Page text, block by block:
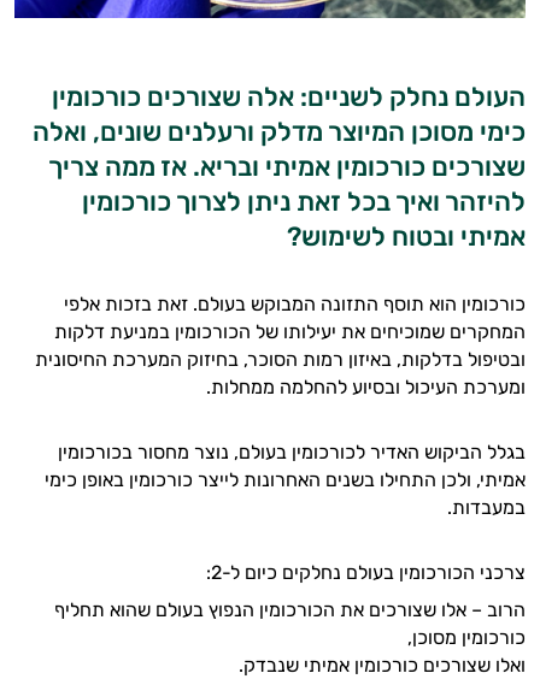
העולם נחלק לשניים: אלה שצורכים כורכומין
כימי מסוכן המיוצר מדלק ורעלנים שונים, ואלה
שצורכים כורכומין אמיתי ובריא. אז ממה צריך
להיזהר ואיך בכל זאת ניתן לצרוך כורכומין
אמיתי ובטוח לשימוש?
כורכומין הוא תוסף התזונה המבוקש בעולם. זאת בזכות אלפי
המחקרים שמוכיחים את יעילותו של הכורכומין במניעת דלקות
ובטיפול בדלקות, באיזון רמות הסוכר, בחיזוק המערכת החיסונית
ומערכת העיכול ובסיוע להחלמה ממחלות.
בגלל הביקוש האדיר לכורכומין בעולם, נוצר מחסור בכורכומין
אמיתי, ולכן התחילו בשנים האחרונות לייצר כורכומין באופן כימי
במעבדות.
צרכני הכורכומין בעולם נחלקים כיום ל-2:
הרוב – אלו שצורכים את הכורכומין הנפוץ בעולם שהוא תחליף
כורכומין מסוכן,
ואלו שצורכים כורכומין אמיתי שנבדק.